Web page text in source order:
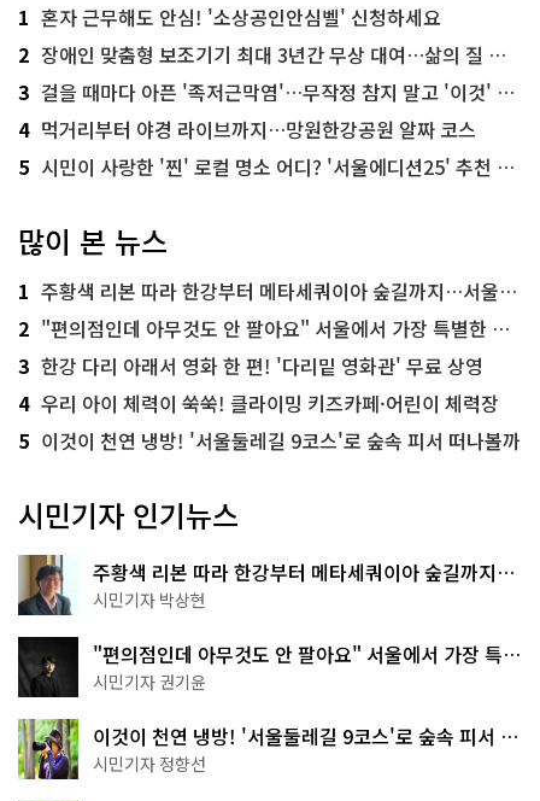
1 혼자 근무해도 안심! '소상공인안심벨' 신청하세요
2 장애인 맞춤형 보조기기 최대 3년간 무상 대여…삶의 질 높인다
3 걸을 때마다 아픈 '족저근막염'…무작정 참지 말고 '이것' 해보세요!
4 먹거리부터 야경 라이브까지…망원한강공원 알짜 코스
5 시민이 사랑한 '찐' 로컬 명소 어디? '서울에디션25' 추천 코스
많이 본 뉴스
1 주황색 리본 따라 한강부터 메타세쿼이아 숲길까지…서울둘레길 15코스
2 "편의점인데 아무것도 안 팔아요" 서울에서 가장 특별한 편의점의 정체
3 한강 다리 아래서 영화 한 편! '다리밑 영화관' 무료 상영
4 우리 아이 체력이 쑥쑥! 클라이밍 키즈카페·어린이 체력장
5 이것이 천연 냉방! '서울둘레길 9코스'로 숲속 피서 떠나볼까
시민기자 인기뉴스
주황색 리본 따라 한강부터 메타세쿼이아 숲길까지…
서울둘레길 15코스
시민기자 박상현
"편의점인데 아무것도 안 팔아요" 서울에서 가장 특별
한 편의점의 정체
시민기자 권기윤
이것이 천연 냉방! '서울둘레길 9코스'로 숲속 피서 떠
나볼까
시민기자 정향선